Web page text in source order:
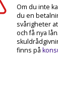
Om du inte
du en
svårigheter
och få nya
finns på